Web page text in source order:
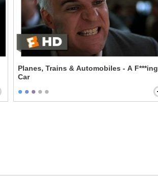
Planes, Trains & Automobiles - A F***ing
Car